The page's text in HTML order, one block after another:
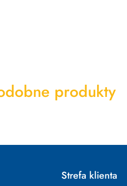
produkty
Strefa klienta